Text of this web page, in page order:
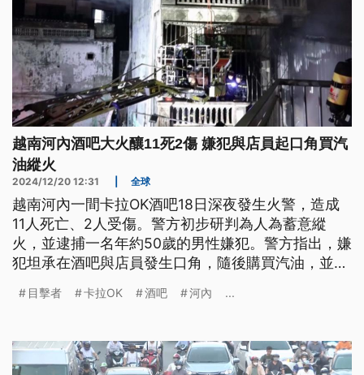
越南河內酒吧大火釀11死2傷 嫌犯與店員起口角買汽
油縱火
2024/12/20 12:31 全球
越南河內一間卡拉OK酒吧18日深夜發生火警，造成
11人死亡、2人受傷。警方初步研判為人為蓄意縱
火，並逮捕一名年約50歲的男性嫌犯。警方指出，嫌
犯坦承在酒吧與店員發生口角，隨後購買汽油，並在
反安全規定的人士。
目擊者 卡拉OK 酒吧 河內 ...